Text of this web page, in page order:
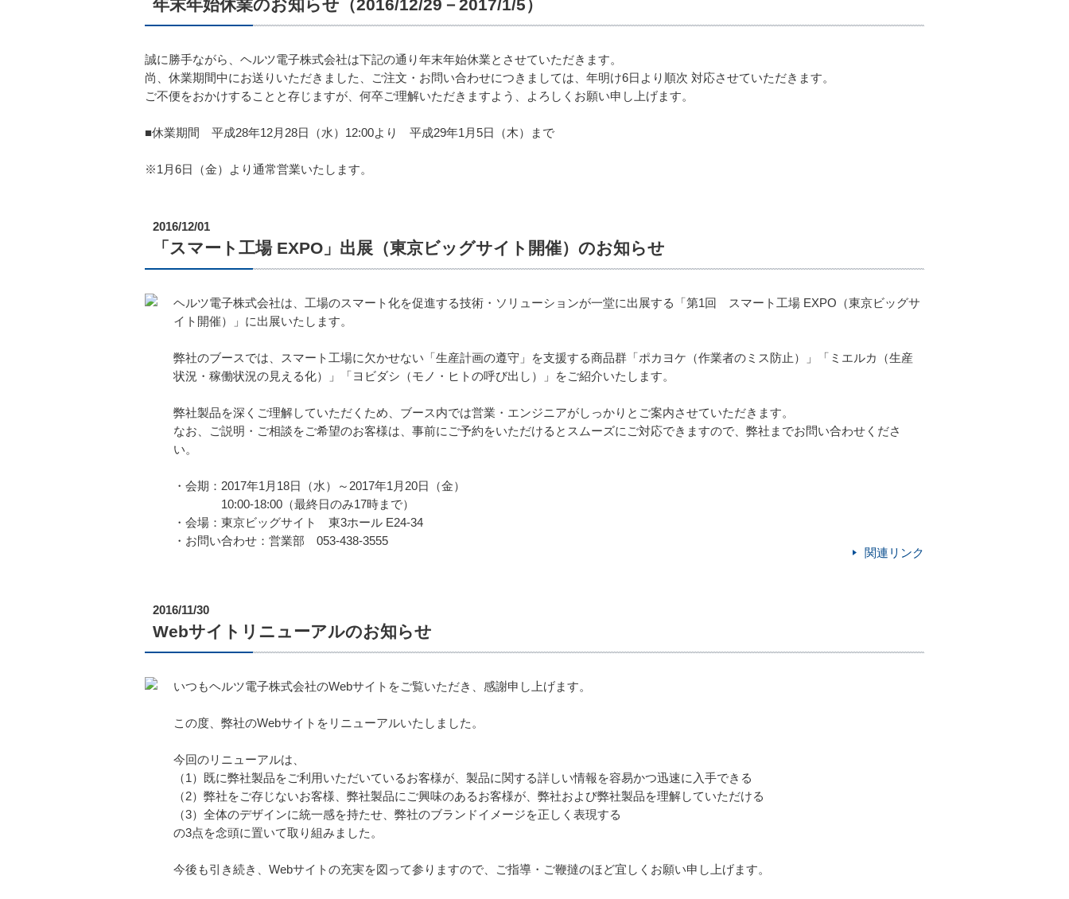
年末年始休業のお知らせ（2016/12/29－2017/1/5）
誠に勝手ながら、ヘルツ電子株式会社は下記の通り年末年始休業とさせていただきます。
尚、休業期間中にお送りいただきました、ご注文・お問い合わせにつきましては、年明け6日より順次 対応させていただきます。
ご不便をおかけすることと存じますが、何卒ご理解いただきますよう、よろしくお願い申し上げます。
■休業期間 平成28年12月28日（水）12:00より 平成29年1月5日（木）まで
※1月6日（金）より通常営業いたします。
2016/12/01
「スマート工場 EXPO」出展（東京ビッグサイト開催）のお知らせ
ヘルツ電子株式会社は、工場のスマート化を促進する技術・ソリューションが一堂に出展する「第1回 スマート工場 EXPO（東京ビッグサ
イト開催）」に出展いたします。
弊社のブースでは、スマート工場に欠かせない「生産計画の遵守」を支援する商品群「ポカヨケ（作業者のミス防止）」「ミエルカ（生産
状況・稼働状況の見える化）」「ヨビダシ（モノ・ヒトの呼び出し）」をご紹介いたします。
弊社製品を深くご理解していただくため、ブース内では営業・エンジニアがしっかりとご案内させていただきます。
なお、ご説明・ご相談をご希望のお客様は、事前にご予約をいただけるとスムーズにご対応できますので、弊社までお問い合わせくださ
い。
・会期：2017年1月18日（水）～2017年1月20日（金）
10:00-18:00（最終日のみ17時まで）
・会場：東京ビッグサイト 東3ホール E24-34
・お問い合わせ：営業部 053-438-3555
関連リンク
2016/11/30
Webサイトリニューアルのお知らせ
いつもヘルツ電子株式会社のWebサイトをご覧いただき、感謝申し上げます。
この度、弊社のWebサイトをリニューアルいたしました。
今回のリニューアルは、
（1）既に弊社製品をご利用いただいているお客様が、製品に関する詳しい情報を容易かつ迅速に入手できる
（2）弊社をご存じないお客様、弊社製品にご興味のあるお客様が、弊社および弊社製品を理解していただける
（3）全体のデザインに統一感を持たせ、弊社のブランドイメージを正しく表現する
の3点を念頭に置いて取り組みました。
今後も引き続き、Webサイトの充実を図って参りますので、ご指導・ご鞭撻のほど宜しくお願い申し上げます。